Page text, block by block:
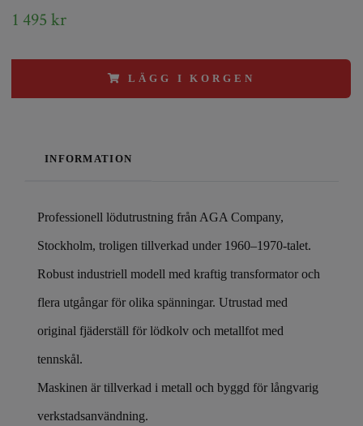
1 495 kr
LÄGG I KORGEN
INFORMATION
Professionell lödutrustning från AGA Company,
Stockholm, troligen tillverkad under 1960–1970-talet.
Robust industriell modell med kraftig transformator och
flera utgångar för olika spänningar. Utrustad med
original fjäderställ för lödkolv och metallfot med
tennskål.
Maskinen är tillverkad i metall och byggd för långvarig
verkstadsanvändning.